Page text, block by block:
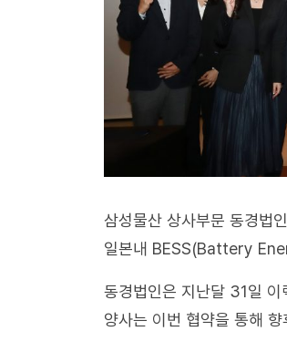
삼성물산 상사부문 동경법
일본내 BESS(Battery
동경법인은 지난달 31일
양사는 이번 협약을 통해